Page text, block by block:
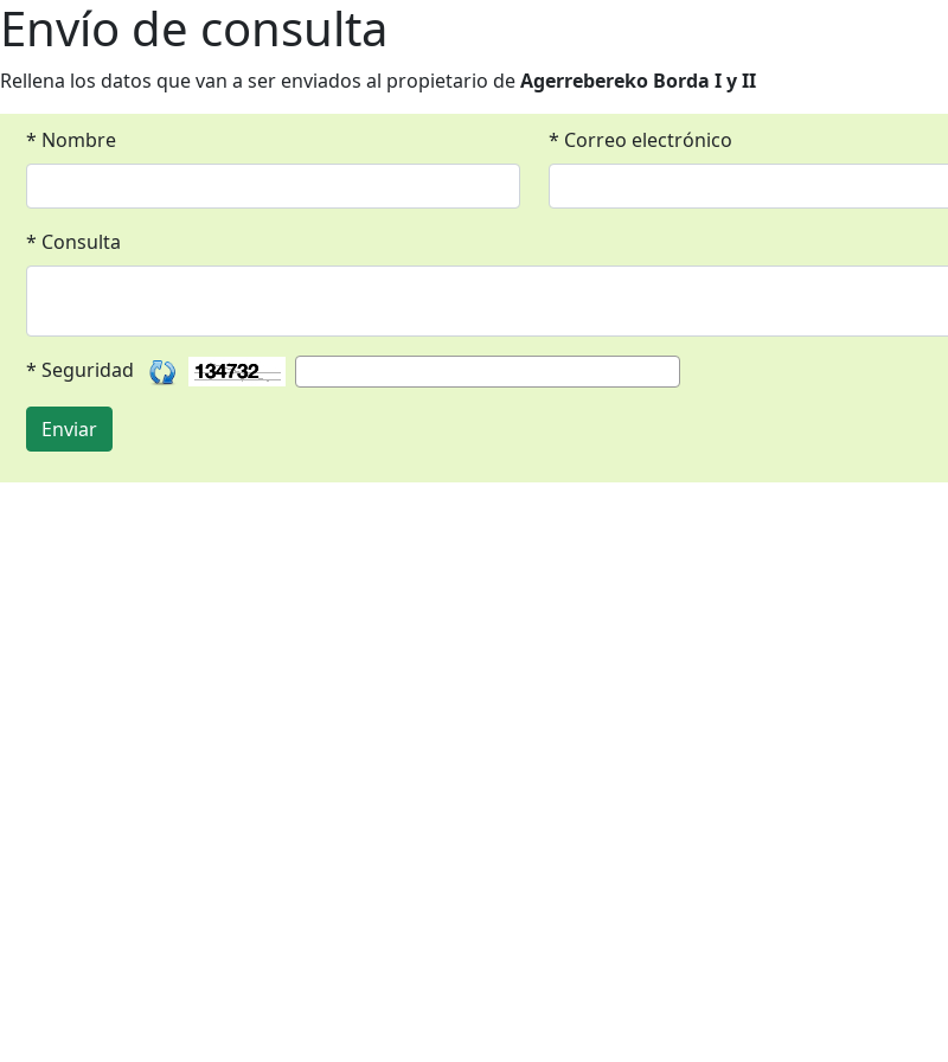
Envío de consulta
Rellena los datos que van a ser enviados al propietario deAgerrebereko Borda I y II
* Nombre * Correo electrónico
* Consulta
* Seguridad
Enviar